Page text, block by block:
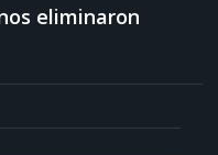
eliminaron